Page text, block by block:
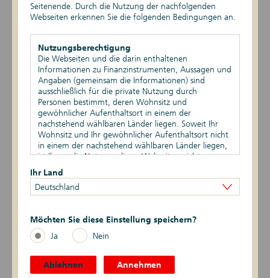
Seitenende. Durch die Nutzung der nachfolgenden
Webseiten erkennen Sie die folgenden Bedingungen an.
Nutzungsberechtigung
Die Webseiten und die darin enthaltenen
Informationen zu Finanzinstrumenten, Aussagen und
Angaben (gemeinsam die Informationen) sind
ausschließlich für die private Nutzung durch
Personen bestimmt, deren Wohnsitz und
gewöhnlicher Aufenthaltsort in einem der
nachstehend wählbaren Länder liegen. Soweit Ihr
Wohnsitz und Ihr gewöhnlicher Aufenthaltsort nicht
in einem der nachstehend wählbaren Länder liegen,
ist Ihnen die Nutzung dieser Webseiten nicht
gestattet. Durch die Nutzung dieser Webseiten
bestätigen Sie, dass Ihr Wohnsitz und gewöhnlicher
Aufenthaltsort in einem der nachstehend wählbaren
Vertriebsbeschränkungen
Die auf den Webseiten enthaltenen Informationen
dürfen nicht außerhalb der eines oder mehrerer der
nachstehend wählbaren Länder verbreitet werden.
Auf die besonderen Verkaufsbeschränkungen in den
verschiedenen Ländern wird hingewiesen.
Ihr Land
Deutschland
Möchten Sie diese Einstellung speichern?
Ja
Nein
Ablehnen Annehmen
EPBSV-II-21
DIP20
EPBSV-I-20
EPIHS-I-20
EPIHS-II-19
EPBSV-II-19
DIP19
EPBSV-I-18
DIP18